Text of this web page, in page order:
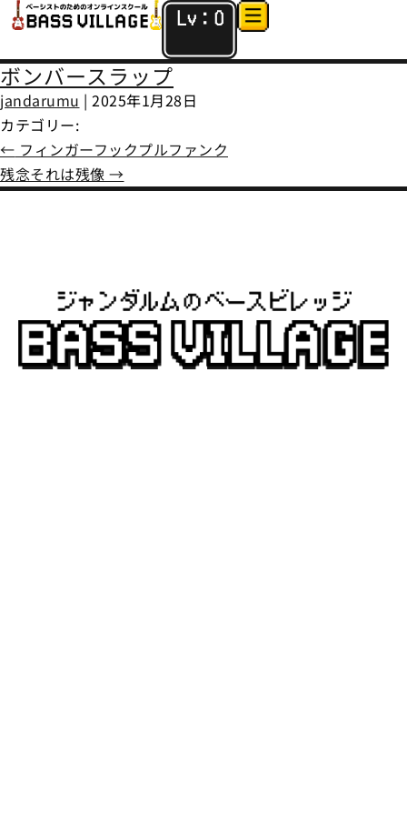
Lv： 0
ボンバースラップ
jandarumu | 2025年1月28日
カテゴリー:
← フィンガーフックプルファンク
残念それは残像 →